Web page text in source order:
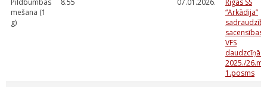
Pildbumbas
mešana (1
g)
8.55 07.01.2026.
Rīgas SS
“Arkādija”
sacensības
VFS
daudzcīņās
2025./
1.posms